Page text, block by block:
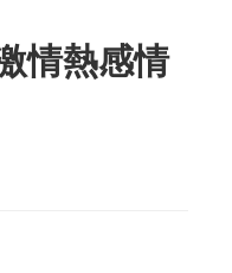
情熱感情